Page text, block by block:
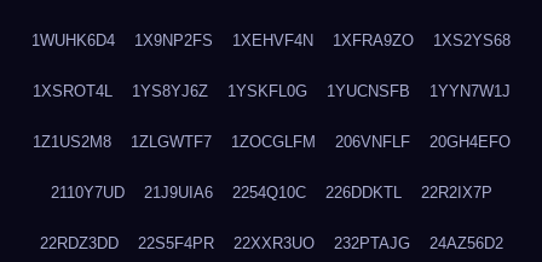
1WUHK6D4 1X9NP2FS 1XEHVF4N 1XFRA9ZO 1XS2YS68
1XSROT4L 1YS8YJ6Z 1YSKFL0G 1YUCNSFB 1YYN7W1J
1Z1US2M8 1ZLGWTF7 1ZOCGLFM 206VNFLF 20GH4EFO
2110Y7UD 21J9UIA6 2254Q10C 226DDKTL 22R2IX7P
22RDZ3DD 22S5F4PR 22XXR3UO 232PTAJG 24AZ56D2